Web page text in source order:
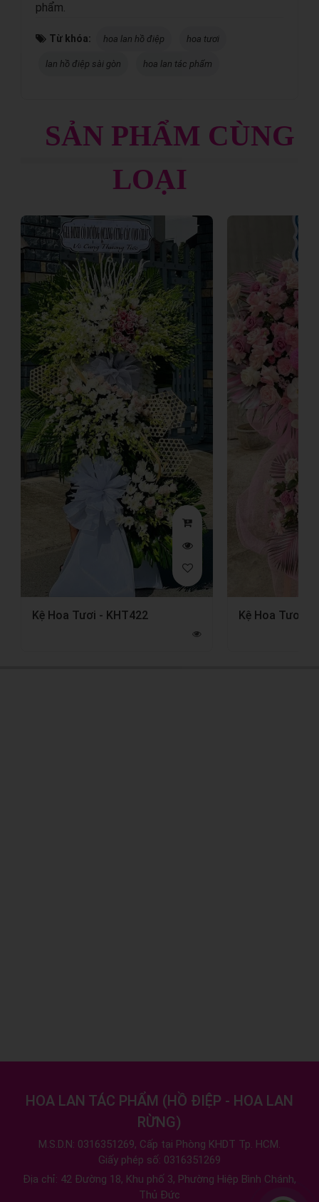
phẩm.
Từ khóa: hoa lan hồ điệp hoa tươi
lan hồ điệp sài gòn hoa lan tác phẩm
SẢN PHẨM CÙNG
LOẠI
Kệ Hoa Tươi - KHT422 Kệ Hoa Tươi -
HOA LAN TÁC PHẨM (HỒ ĐIỆP - HOA LAN
RỪNG)
M.S.D.N: 0316351269, Cấp tại Phòng KHDT Tp. HCM.
Giấy phép số: 0316351269
Địa chỉ: 42 Đường 18, Khu phố 3, Phường Hiệp Bình Chánh,
Thủ Đức